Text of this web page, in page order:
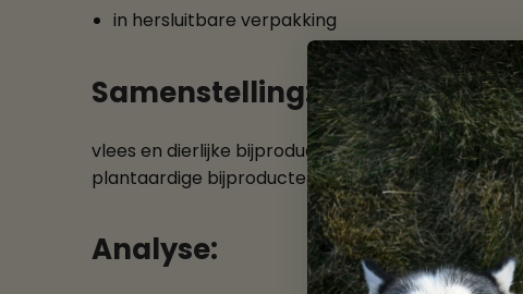
in hersluitbare verpakking
Samenstelling:
vlees en dierlijke bijproducten 72,2% (eend
plantaardige bijproducten
Analyse: